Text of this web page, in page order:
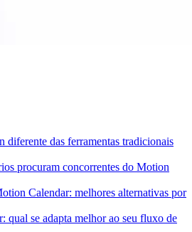
diferente das ferramentas tradicionais
procuram concorrentes do Motion
Calendar: melhores alternativas por
qual se adapta melhor ao seu fluxo de